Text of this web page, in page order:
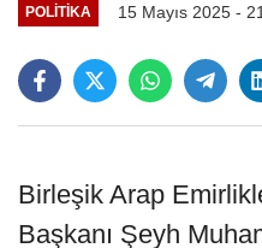
POLITIKA 15 Mayıs 2025 -
Birleşik Arap
Başkanı Şeyh